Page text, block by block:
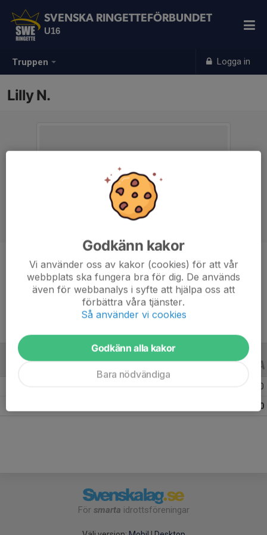
Truppen Logga in
SVENSKA RINGETTEFÖRBUNDET
U16
Lilly N.
Position
-
15 år
0
0
För smarta idrottsföreningar
Godkänn kakor
Vi använder oss av kakor (cookies) för att vår
webbplats ska fungera bra för dig. De används
även för webbanalys i syfte att hjälpa oss att
förbättra våra tjänster.
Så använder vi cookies
Godkänn alla kakor
Bara nödvändiga